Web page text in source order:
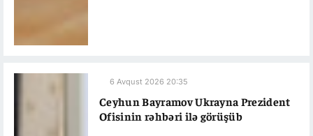
6 Avqust 2026 20:35
Ceyhun Bayramov Ukrayna Prezident
Ofisinin rəhbəri ilə görüşüb